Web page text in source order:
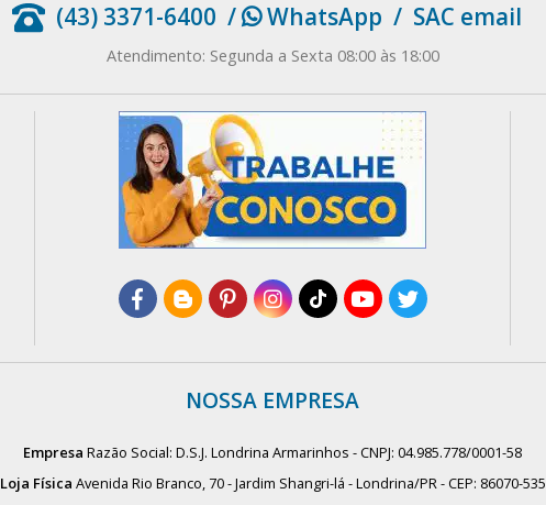
(43) 3371-6400 / WhatsApp / SAC email
Atendimento: Segunda a Sexta 08:00 às 18:00
NOSSA EMPRESA
Empresa Razão Social: D.S.J. Londrina Armarinhos - CNPJ: 04.985.778/0001-58
Loja Física Avenida Rio Branco, 70 - Jardim Shangri-lá - Londrina/PR - CEP: 86070-535